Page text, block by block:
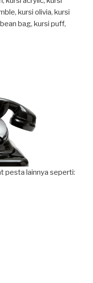
kursi olivia, kursi
bag, kursi puff,
pesta lainnya seperti: